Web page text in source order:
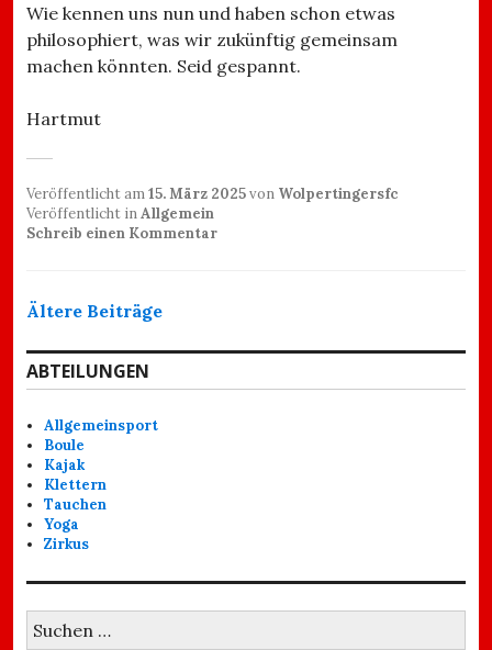
Wie kennen uns nun und haben schon etwas
philosophiert, was wir zukünftig gemeinsam
machen könnten. Seid gespannt.
Hartmut
Veröffentlicht am15. März 2025von Wolpertingersfc
Veröffentlicht inAllgemein
Schreib einen Kommentar
Beitragsnavigation
Ältere Beiträge
ABTEILUNGEN
Allgemeinsport
Boule
Kajak
Klettern
Tauchen
Yoga
Zirkus
nach: